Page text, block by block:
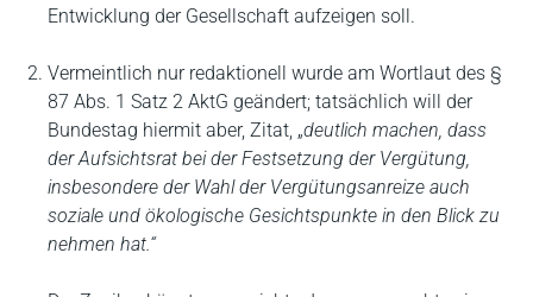
Entwicklung der Gesellschaft aufzeigen soll.
Vermeintlich nur redaktionell wurde am Wortlaut des §
87 Abs. 1 Satz 2 AktG geändert; tatsächlich will der
Bundestag hiermit aber, Zitat, „deutlich machen, dass
der Aufsichtsrat bei der Festsetzung der Vergütung,
insbesondere der Wahl der Vergütungsanreize auch
soziale und ökologische Gesichtspunkte in den Blick zu
nehmen hat.“